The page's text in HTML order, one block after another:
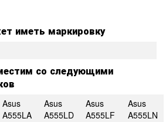
иметь маркировку
со следующими
Asus
A555LA
Asus
A555LD
Asus
A555LF
Asus
A555LN